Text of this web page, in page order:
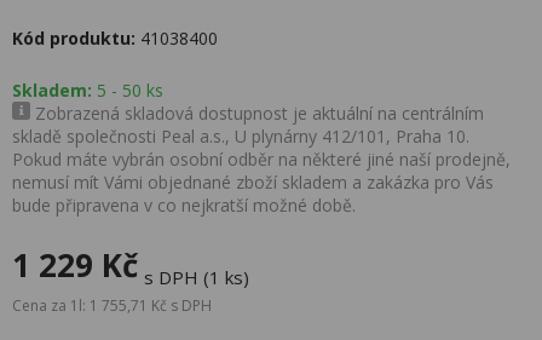
Kód produktu: 41038400
Skladem: 5 - 50 ks
Zobrazená skladová dostupnost je aktuální na centrálním
skladě společnosti Peal a.s., U plynárny 412/101, Praha 10.
Pokud máte vybrán osobní odběr na některé jiné naší prodejně,
nemusí mít Vámi objednané zboží skladem a zakázka pro Vás
bude připravena v co nejkratší možné době.
1 229 Kč s DPH (1 ks)
Cena za 1l: 1 755,71 Kč s DPH